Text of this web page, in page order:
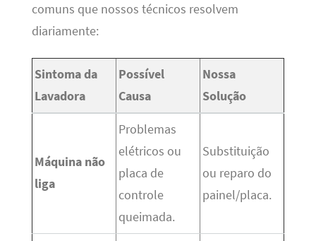
comuns que nossos técnicos resolvem
diariamente:
Sintoma da
Lavadora
Possível
Causa
Nossa
Solução
Máquina não
liga
Problemas
elétricos ou
placa de
controle
queimada.
Substituição
ou reparo do
painel/placa.